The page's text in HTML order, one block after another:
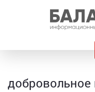
добровольное